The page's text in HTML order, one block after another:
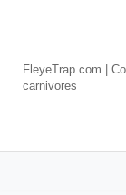
FleyeTrap.com |
carnivores